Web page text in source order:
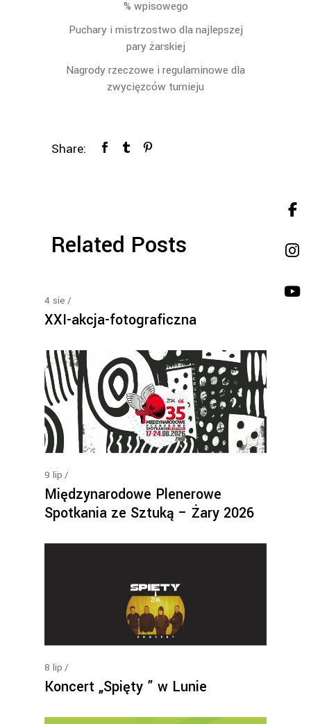
% wpisowego
Puchary i mistrzostwo dla najlepszej
pary żarskiej
Nagrody rzeczowe i regulaminowe dla
zwycięzców turnieju
Share:
Related Posts
4 sie
XXI-akcja-fotograficzna
9 lip
Międzynarodowe Plenerowe
Spotkania ze Sztuką – Żary 2026
8 lip
Koncert „Spięty ” w Lunie